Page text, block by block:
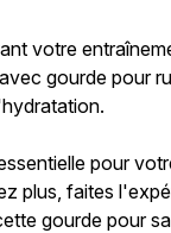
votre
gourde pour
pour
faites
gourde pour